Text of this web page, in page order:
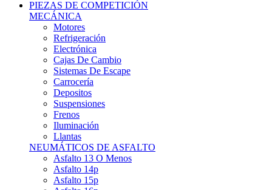
Motores
Refrigeración
Electrónica
Cajas De Cambio
Sistemas De Escape
Carrocería
Depositos
Suspensiones
Frenos
Iluminación
Llantas
NEUMÁTICOS DE ASFALTO
Asfalto 13 O Menos
Asfalto 14p
Asfalto 15p
Asfalto 16p
Asfalto 17p